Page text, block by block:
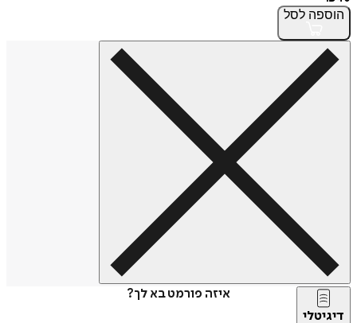
הוספה לסל
איזה פורמט בא לך?
דיגיטלי